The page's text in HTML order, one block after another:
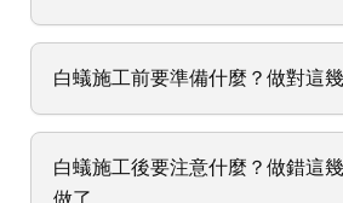
白蟻施工前要準備什麼？做對這
白蟻施工後要注意什麼？做錯這
做了